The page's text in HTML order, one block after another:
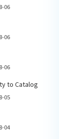
06
06
06
to Catalog
05
04